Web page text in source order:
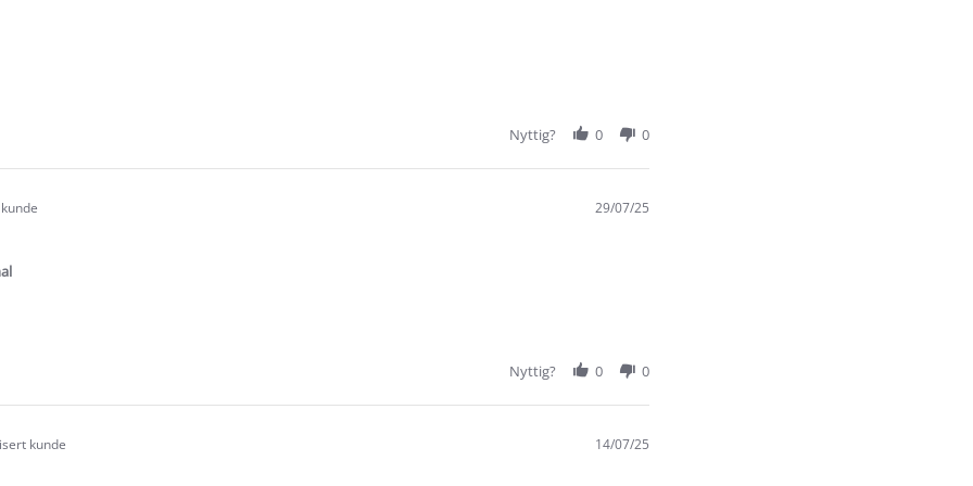
Nyttig? 0 0
29/07/25
Nyttig? 0 0
kunde 14/07/25